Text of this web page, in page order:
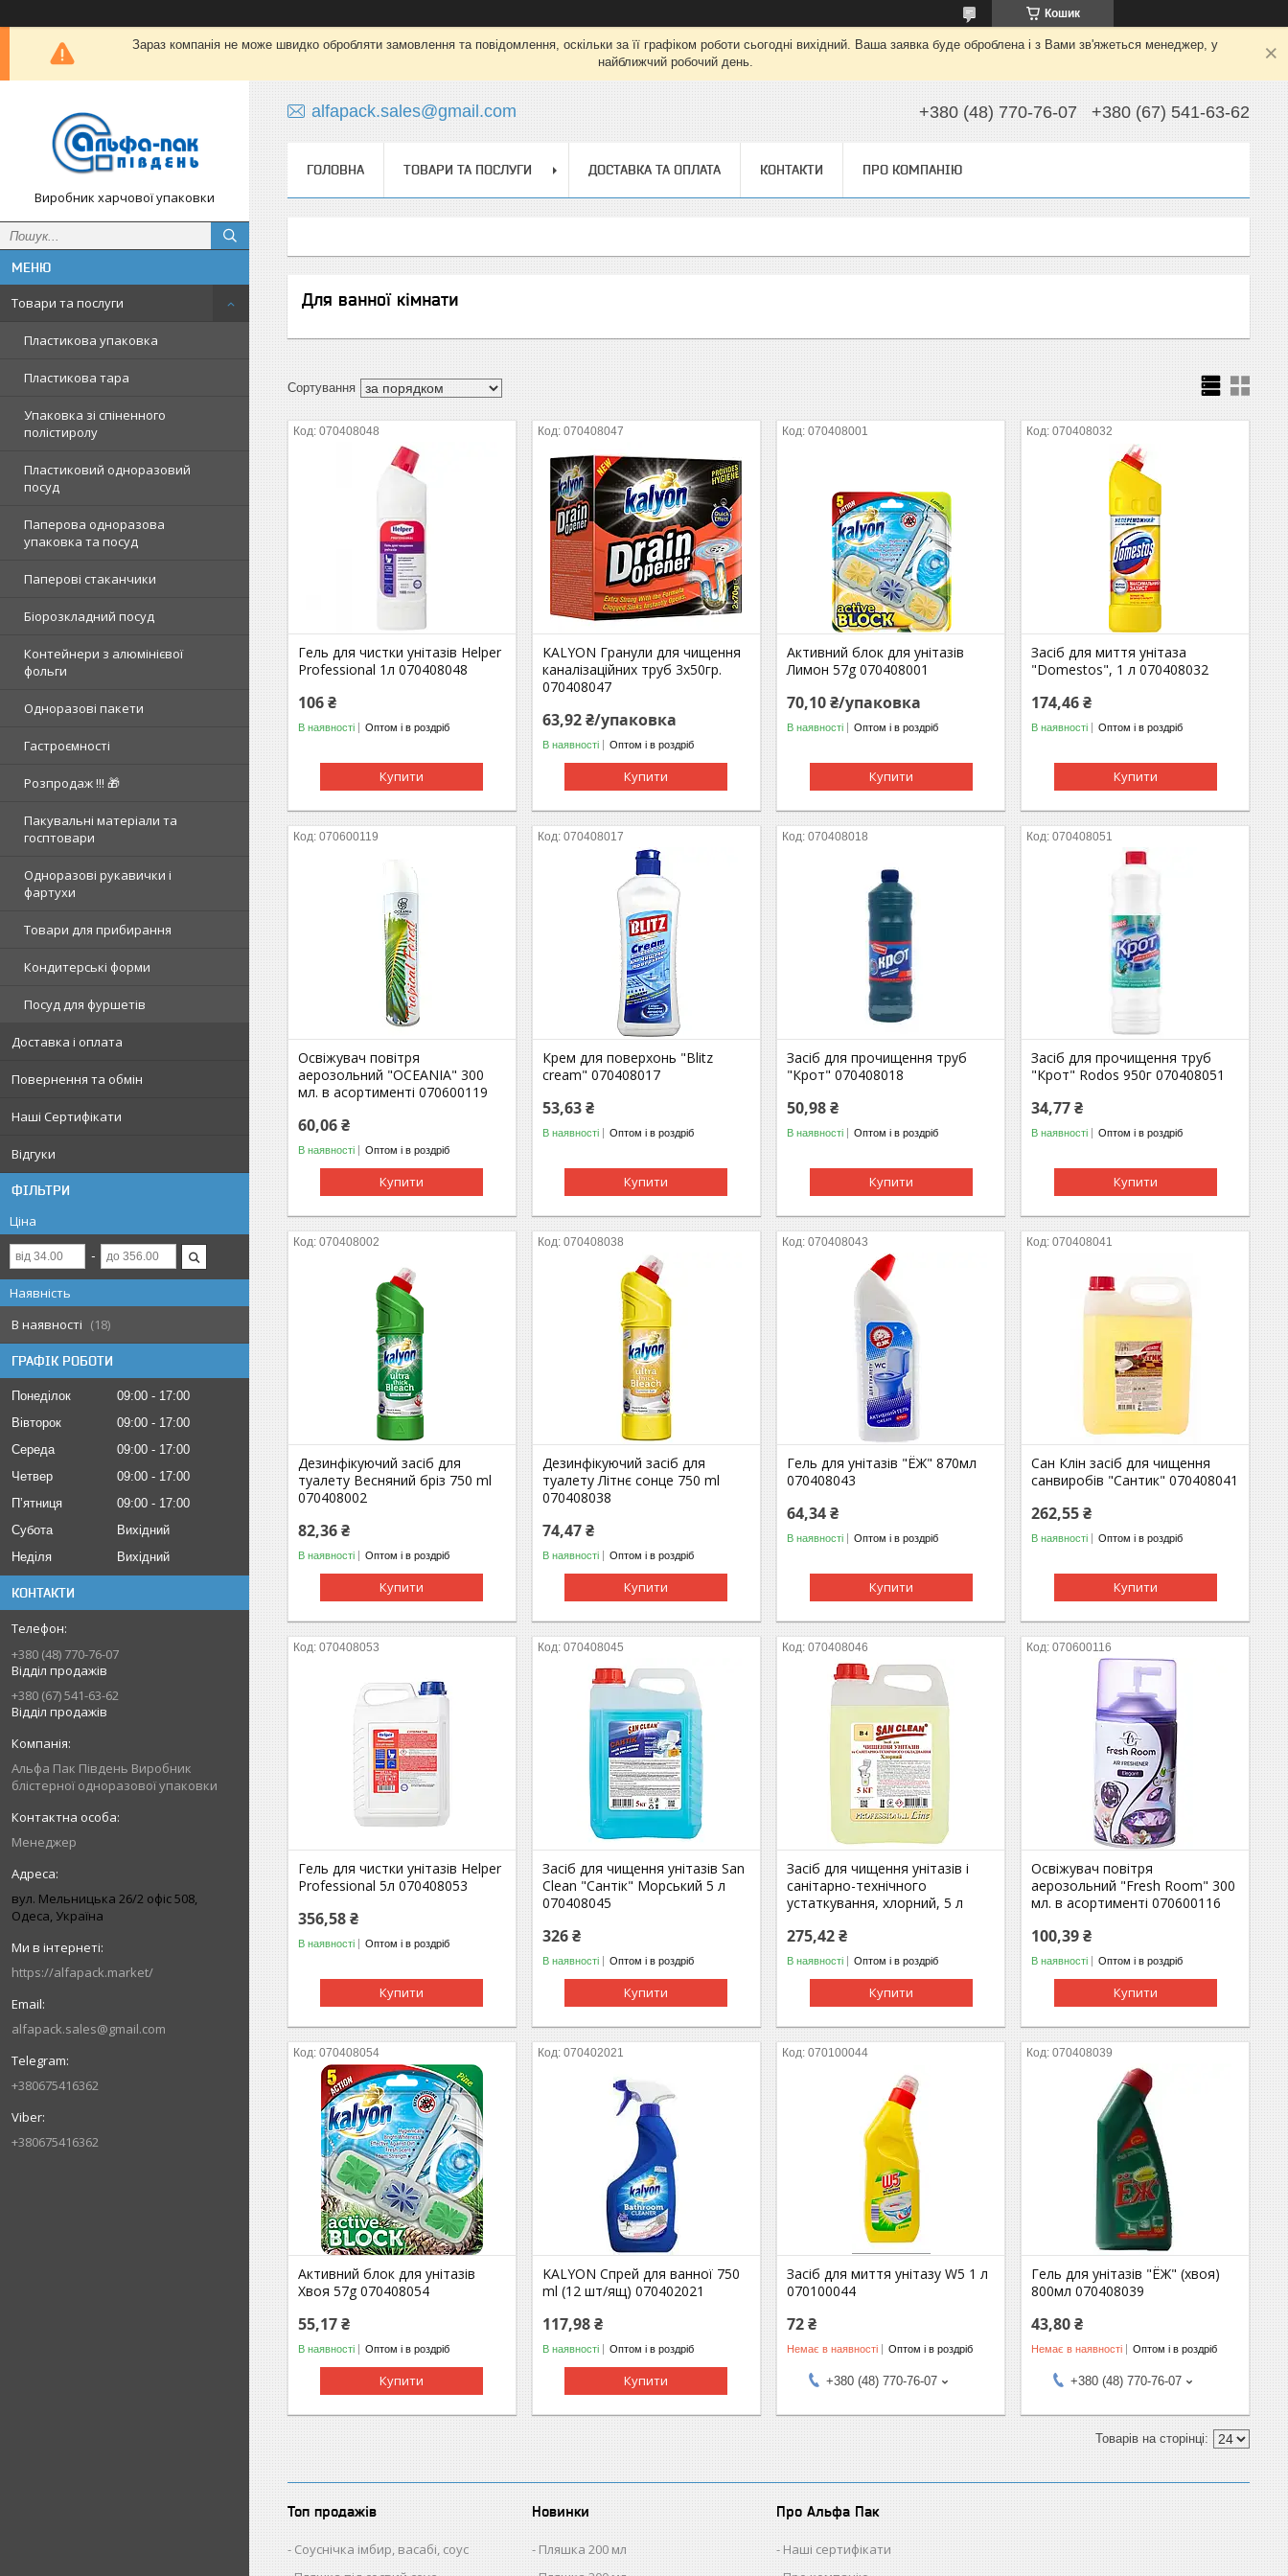
Кошик
Зараз компанія не може швидко обробляти замовлення та повідомлення, оскільки за її графіком роботи сьогодні вихідний. Ваша заявка буде оброблена і з Вами зв'яжеться менеджер, у
найближчий робочий день.
Виробник харчової упаковки
Товари та послуги
Пластикова упаковка
Пластикова тара
Упаковка зі спіненного
полістиролу
Пластиковий одноразовий
посуд
Паперова одноразова
упаковка та посуд
Паперові стаканчики
Біорозкладний посуд
Контейнери з алюмінієвої
фольги
Одноразові пакети
Гастроємності
Розпродаж !!! 🎁
Пакувальні матеріали та
госптовари
Одноразові рукавички і
фартухи
Товари для прибирання
Кондитерські форми
Посуд для фуршетів
Доставка і оплата
Повернення та обмін
Наші Сертифікати
Відгуки
ФІЛЬТРИ
Ціна
Наявність
В наявності
18
ГРАФІК РОБОТИ
Понеділок 09:00
17:00
Вівторок
09:00
17:00
Середа
09:00
17:00
Четвер
09:00
17:00
Пʼятниця
09:00
17:00
Субота
Вихідний
Неділя
Вихідний
КОНТАКТИ
+380 (48) 770-76-07
Відділ продажів
+380 (67) 541-63-62
Відділ продажів
Альфа Пак Південь Виробник
блістерної одноразової упаковки
Менеджер
вул. Мельницька 26/2 офіс 508,
Одеса, Україна
https://alfapack.market/
alfapack.sales@gmail.com
+380675416362
+380675416362
alfapack.sales@gmail.com +380 (48) 770-76-07 +380 (67) 541-63-62
ГОЛОВНА ТОВАРИ ТА ПОСЛУГИ ДОСТАВКА ТА ОПЛАТА КОНТАКТИ ПРО КОМПАНІЮ
Для ванної кімнати
070408048
Гель для чистки унітазів Helper
Professional 1л 070408048
106 ₴
В наявності Оптом і в роздріб
Купити
070408047
KALYON Гранули для чищення
каналізаційних труб 3х50гр.
070408047
63,92 ₴/упаковка
В наявності Оптом і в роздріб
Купити
070408001
Активний блок для унітазів
Лимон 57g 070408001
70,10 ₴/упаковка
В наявності Оптом і в роздріб
Купити
070408032
Засіб для миття унітаза
"Domestos", 1 л 070408032
174,46 ₴
В наявності Оптом і в роздріб
Купити
070600119
Освіжувач повітря
аерозольний "OCEANIA" 300
мл. в асортименті 070600119
60,06 ₴
В наявності Оптом і в роздріб
Купити
070408017
Крем для поверхонь "Blitz
cream" 070408017
53,63 ₴
В наявності Оптом і в роздріб
Купити
070408018
Засіб для прочищення труб
"Крот" 070408018
50,98 ₴
В наявності Оптом і в роздріб
Купити
070408051
Засіб для прочищення труб
"Крот" Rodos 950г 070408051
34,77 ₴
В наявності Оптом і в роздріб
Купити
070408002
Дезинфікуючий засіб для
туалету Весняний бріз 750 ml
070408002
82,36 ₴
В наявності Оптом і в роздріб
Купити
070408038
Дезинфікуючий засіб для
туалету Літнє сонце 750 ml
070408038
74,47 ₴
В наявності Оптом і в роздріб
Купити
070408043
Гель для унітазів "ЁЖ" 870мл
070408043
64,34 ₴
В наявності Оптом і в роздріб
Купити
070408041
Сан Клін засіб для чищення
санвиробів "Сантик" 070408041
262,55 ₴
В наявності Оптом і в роздріб
Купити
070408053
Гель для чистки унітазів Helper
Professional 5л 070408053
356,58 ₴
В наявності Оптом і в роздріб
Купити
070408045
Засіб для чищення унітазів San
Clean "Сантік" Морський 5 л
070408045
326 ₴
В наявності Оптом і в роздріб
Купити
070408046
Засіб для чищення унітазів і
санітарно-технічного
устаткування, хлорний, 5 л
275,42 ₴
В наявності Оптом і в роздріб
Купити
070600116
Освіжувач повітря
аерозольний "Fresh Room" 300
мл. в асортименті 070600116
100,39 ₴
В наявності Оптом і в роздріб
Купити
070408054
Активний блок для унітазів
Хвоя 57g 070408054
55,17 ₴
В наявності Оптом і в роздріб
Купити
070402021
KALYON Спрей для ванної 750
ml (12 шт/ящ) 070402021
117,98 ₴
В наявності Оптом і в роздріб
Купити
070100044
Засіб для миття унітазу W5 1 л
070100044
72 ₴
Немає в наявності Оптом і в роздріб
+380 (48) 770-76-07
070408039
Гель для унітазів "ЁЖ" (хвоя)
800мл 070408039
43,80 ₴
Немає в наявності Оптом і в роздріб
+380 (48) 770-76-07
Топ продажів
Соуснічка імбир, васабі, соус
Новинки
Пляшка 200 мл
Про Альфа Пак
Наші сертифікати